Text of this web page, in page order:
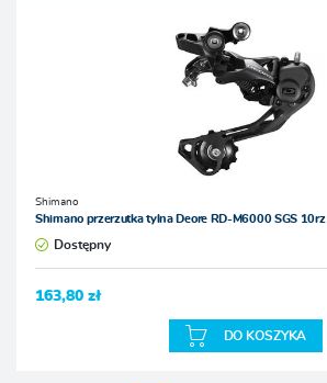
Shimano
Shimano przerzutka tylna Deore RD-M6000 SGS 10rz
Dostępny
163,80 zł
DO KOSZYKA